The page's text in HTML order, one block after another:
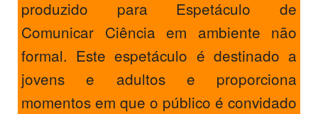
produzido para Espetáculo de
Comunicar Ciência em ambiente não
formal. Este espetáculo é destinado a
jovens e adultos e proporciona
momentos em que o público é convidado